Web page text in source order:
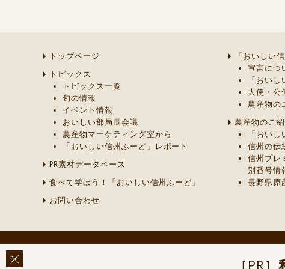
［PR］
トップページ
トピックス
トピックス一覧
旬の情報
イベント情報
おいしい部局長会議
農産物マーケティング室から
「おいしい信州ふーど」レポート
PR素材データベース
食べて学ぼう！「おいしい信州ふーど」
お問い合わせ
「おいしい
宣言につ
「おい
大使・公
農産物の
農産物のご
「おい
信州の伝
信州プレ
別番号情
長野県原